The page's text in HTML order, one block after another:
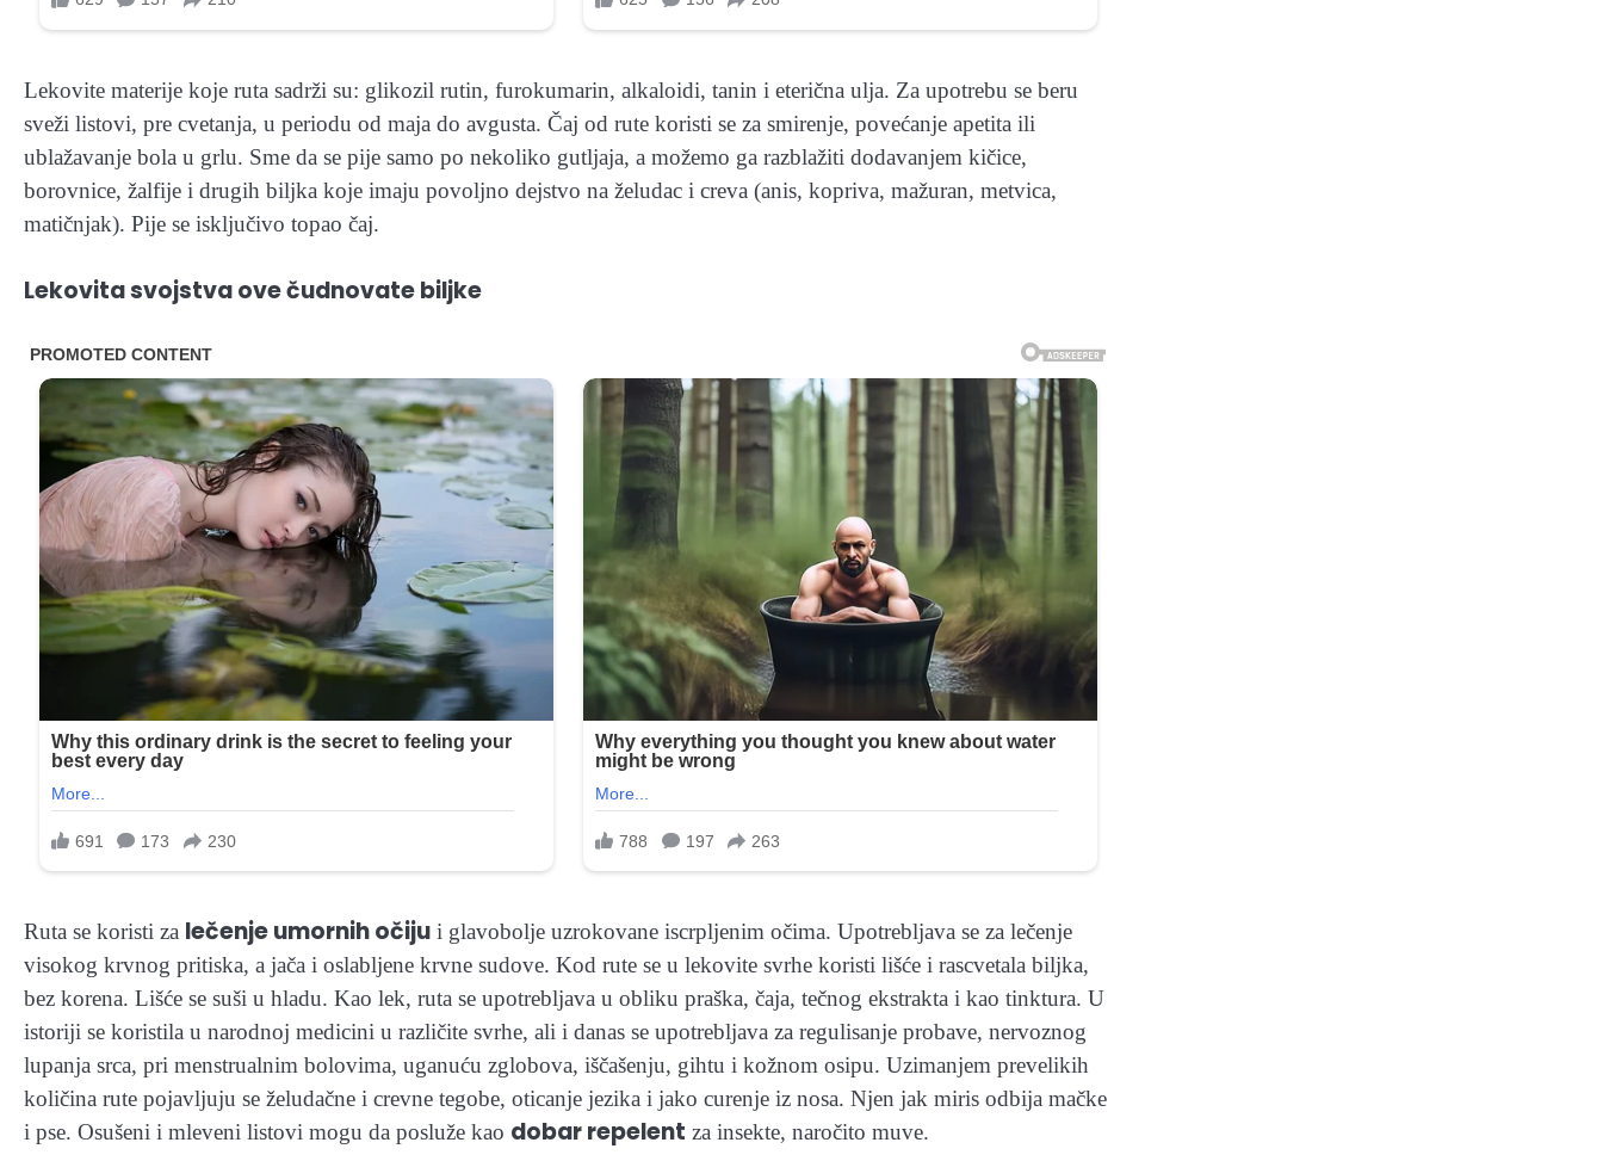
Lekovite materije koje ruta sadrži su: glikozil rutin, furokumarin, alkaloidi, tanin i eterična ulja. Za upotrebu se beru
sveži listovi, pre cvetanja, u periodu od maja do avgusta. Čaj od rute koristi se za smirenje, povećanje apetita ili
ublažavanje bola u grlu. Sme da se pije samo po nekoliko gutljaja, a možemo ga razblažiti dodavanjem kičice,
borovnice, žalfije i drugih biljka koje imaju povoljno dejstvo na želudac i creva (anis, kopriva, mažuran, metvica,
matičnjak). Pije se isključivo topao čaj.
Lekovita svojstva ove čudnovate biljke
Ruta se koristi za lečenje umornih očiju i glavobolje uzrokovane iscrpljenim očima. Upotrebljava se za lečenje
visokog krvnog pritiska, a jača i oslabljene krvne sudove. Kod rute se u lekovite svrhe koristi lišće i rascvetala biljka,
bez korena. Lišće se suši u hladu. Kao lek, ruta se upotrebljava u obliku praška, čaja, tečnog ekstrakta i kao tinktura. U
istoriji se koristila u narodnoj medicini u različite svrhe, ali i danas se upotrebljava za regulisanje probave, nervoznog
lupanja srca, pri menstrualnim bolovima, uganuću zglobova, iščašenju, gihtu i kožnom osipu. Uzimanjem prevelikih
količina rute pojavljuju se želudačne i crevne tegobe, oticanje jezika i jako curenje iz nosa. Njen jak miris odbija mačke
i pse. Osušeni i mleveni listovi mogu da posluže kao dobar repelent za insekte, naročito muve.